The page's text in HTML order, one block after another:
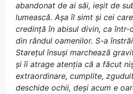
abandonat de ai săi, ieșit de
lumească. Așa îl simt și cei
credință în abisul divin, ca într-
din rândul oamenilor. S-a
Starețul însuși marchează
și îi atrage atenția că a făcut
extraordinare, cumplite,
deschide ochii, deși acum e